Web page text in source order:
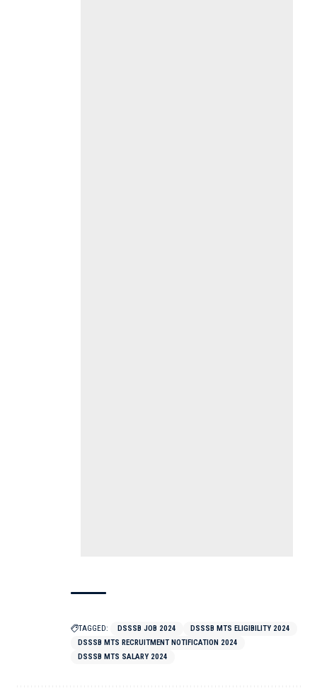
TAGGED: DSSSB JOB 2024
DSSSB MTS ELIGIBILITY 2024
DSSSB MTS RECRUITMENT NOTIFICATION 2024
DSSSB MTS SALARY 2024